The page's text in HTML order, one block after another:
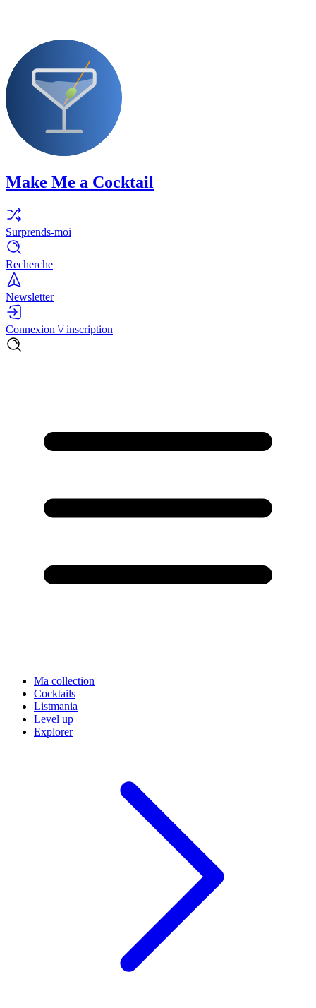
Make Me a Cocktail
Surprends-moi
Recherche
Newsletter
Connexion \/ inscription
Ma collection
Cocktails
Listmania
Level up
Explorer